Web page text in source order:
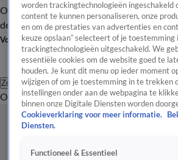
OverzichtAfleveringen Entertainment
de redactieNieuwsbrief
Volg Shownieuws
Zoeken
OverzichtEntertainmentSpraakmakend
worden trackingtechnologieën ingeschakeld
content te kunnen personaliseren, onze
en om de prestaties van advertenties en
keuze opslaan” selecteert of je
trackingtechnologieën uitgeschakeld. We
essentiële cookies om de website goed te
houden. Je kunt dit menu op ieder moment
wijzigen of om je toestemming in te trekken
instellingen onder aan de webpagina te
binnen onze Digitale Diensten worden
Cookieverklaring voor meer informatie.
Diensten.
Functioneel & Essentieel